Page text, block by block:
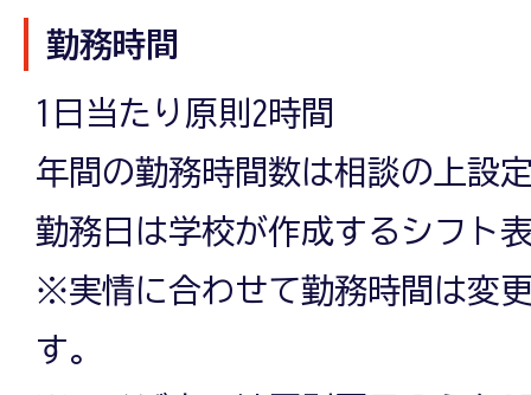
勤務時間
1日当たり原則2時間
年間の勤務時間数は相談の上設
勤務日は学校が作成するシフト
※実情に合わせて勤務時間は変
す。